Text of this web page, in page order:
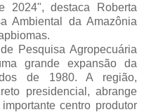
2024", destaca Roberta
Ambiental da Amazônia
Pesquisa Agropecuária
grande expansão da
de 1980. A região,
presidencial, abrange
centro produtor